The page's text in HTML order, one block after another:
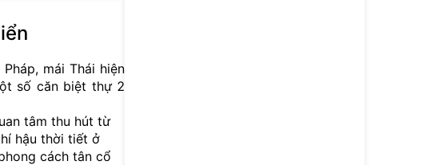
mái Thái hiện
số căn biệt thự 2
tâm thu hút từ
hậu thời tiết ở
cách tân cổ